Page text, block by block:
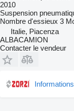
2010
Suspension
Nombre d'essieux 3
Italie, Piacenza
ALBACAMION
Contacter le vendeur